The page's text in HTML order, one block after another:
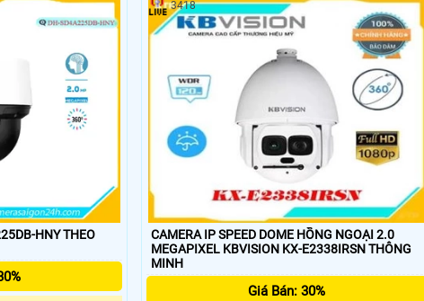
xâm nhập
viện, ngân hàng, kho bãi…CAMERA KBVISION KX-
EAi8409PN2 hỗ trợ Zoom quang 40x, quan sát xa
HNY THEO
CAMERA IP SPEED DOME HỒNG NGOẠI 2.0
MEGAPIXEL KBVISION KX-E2338IRSN THÔNG
MINH
Giá Bán: 30%
3418